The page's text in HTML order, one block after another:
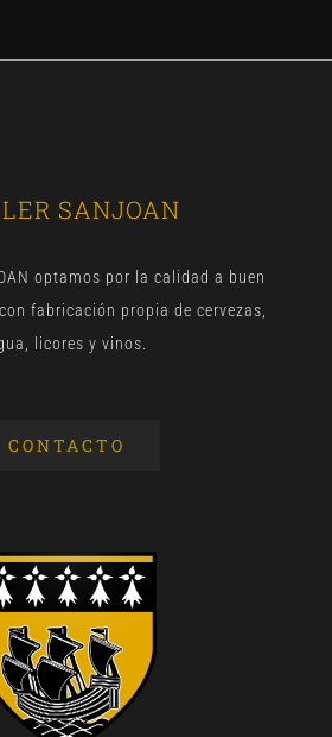
SANJOAN
optamos por la calidad a buen
fabricación propia de cervezas,
licores y vinos.
CONTACTO